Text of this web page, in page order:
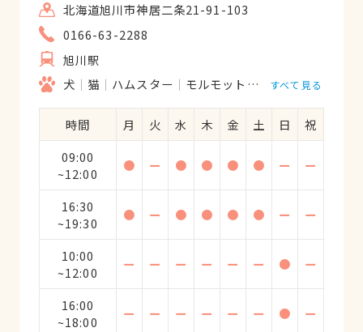
北海道旭川市神居二条21-91-103
0166-63-2288
旭川駅
犬
猫 ハムスター モルモット フェレット
すべて見る
時間 月 火 水 木 金 土 日
祝
09:00
~12:00
● ー ● ● ● ● ー ー
16:30
~19:30
● ー ● ● ● ● ー ー
10:00
~12:00
ー ー ー ー ー ー ● ー
16:00
~18:00
ー ー ー ー ー ー ●
ー